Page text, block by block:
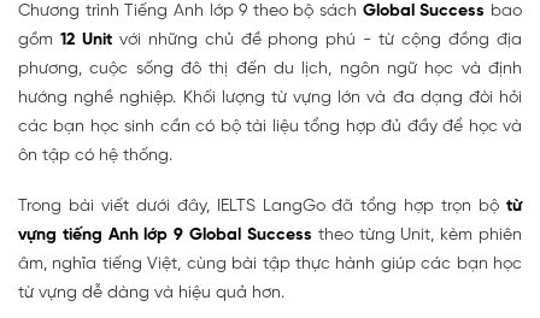
Chương trình Tiếng Anh lớp 9 theo bộ sách Global Success bao
gồm 12 Unitvới những chủ đề phong phú - từ cộng đồng địa
phương, cuộc sống đô thị đến du lịch, ngôn ngữ học và định
hướng nghề nghiệp. Khối lượng từ vựng lớn và đa dạng đòi hỏi
các bạn học sinh cần có bộ tài liệu tổng hợp đủ đầy để học và
ôn tập có hệ thống.
Trong bài viết dưới đây, IELTS LangGo đã tổng hợp trọn bộ từ
vựng tiếng Anh lớp 9 Global Success theo từng Unit, kèm phiên
âm, nghĩa tiếng Việt, cùng bài tập thực hành giúp các bạn học
từ vựng dễ dàng và hiệu quả hơn.